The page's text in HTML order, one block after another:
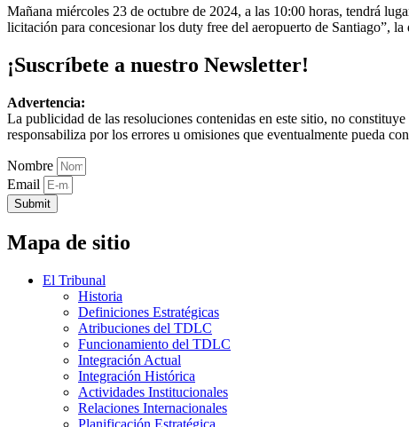
Mañana miércoles 23 de octubre de 2024, a las 10:00 horas, tendrá
licitación para concesionar los duty free del aeropuerto de Santiago”,
¡Suscríbete a nuestro Newsletter!
Advertencia:
La publicidad de las resoluciones contenidas en este sitio, no
responsabiliza por los errores u omisiones que eventualmente pueda
Nombre
Email
Submit
Mapa de sitio
El Tribunal
Historia
Definiciones Estratégicas
Atribuciones del TDLC
Funcionamiento del TDLC
Integración Actual
Integración Histórica
Actividades Institucionales
Relaciones Internacionales
Planificación Estratégica